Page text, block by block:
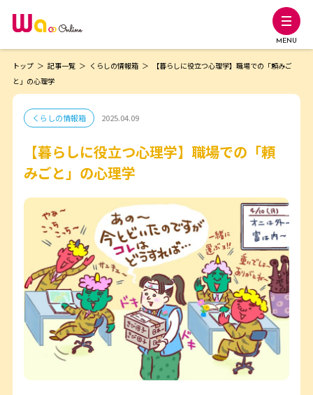
MENU
トップ 記事一覧 くらしの情報箱
【暮らしに役立つ心理学】職場での「頼みご
と」の心理学
くらしの情報箱 2025.04.09
【暮らしに役立つ心理学】職場での「頼
みごと」の心理学